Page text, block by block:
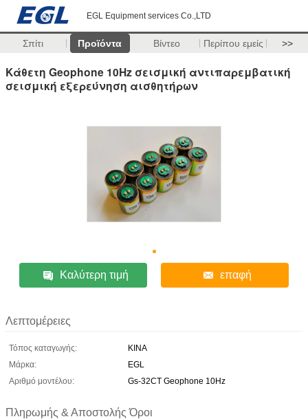
EGL Equipment services Co.,LTD
Σπίτι Προϊόντα Βίντεο Περίπου εμείς >>
Κάθετη Geophone 10Hz σεισμική αντιπαρεμβατική
σεισμική εξερεύνηση αισθητήρων
Καλύτερη τιμή επαφή
Λεπτομέρειες
Τόπος καταγωγής:
ΚΙΝΑ
Μάρκα:
EGL
Αριθμό μοντέλου:
Gs-32CT Geophone 10Hz
Πληρωμής & Αποστολής Όροι